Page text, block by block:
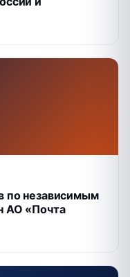
по независимым
АО «Почта